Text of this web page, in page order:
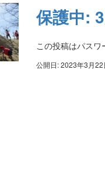
保護中:
この投稿はパスワ
公開日: 2023年3月22